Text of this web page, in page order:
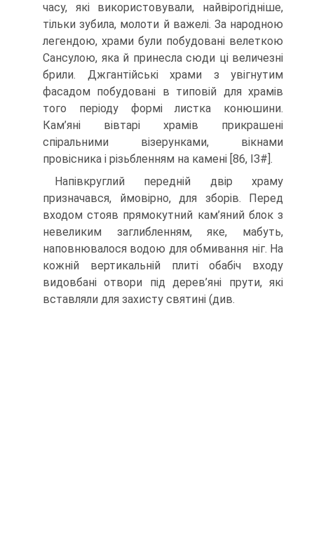
часу, які використовували, найвірогідніше,
тільки зубила, мо­лоти й важелі. За народною
легендою, храми були побудовані велеткою
Сансулою, яка й принесла сюди ці величезні
брили. Джгантійські храми з увігнутим
фасадом побудовані в типовій для храмів
того періоду формі листка конюшини.
Кам’яні вівтарі храмів прикрашені
спіральними візерунками, вікнами
провісника і різьб­ленням на камені [86, ІЗ#].
Напівкруглий передній двір храму
призначався, ймовірно, для зборів. Пе­ред
входом стояв прямокутний кам’яний блок з
невеликим заглибленням, яке, мабуть,
наповнювалося водою для обмивання ніг. На
кожній вертикальній плиті оба­біч входу
видовбані отвори під дерев’яні прути, які
вставляли для захисту святині (див.